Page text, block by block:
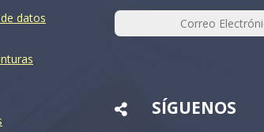
datos
 SÍGUENOS